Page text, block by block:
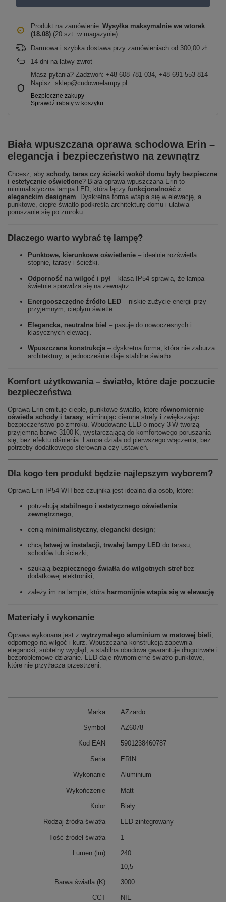
Produkt na zamówienie Wysyłka maksymalnie we wtorek
(18.08) (20 szt. w magazynie)
Darmowa i szybka dostawa przy zamówieniach od 300,00 zł
14 dni na łatwy zwrot
Masz pytania? Zadzwoń: +48 608 781 034, +48 691 553 814
Napisz: sklep@cudownelampy.pl
Biała wpuszczana oprawa schodowa Erin –
elegancja i bezpieczeństwo na zewnątrz
Chcesz, aby schody, taras czy ścieżki wokół domu były bezpieczne
i estetycznie oświetlone? Biała oprawa wpuszczana Erin to
minimalistyczna lampa LED, która łączy funkcjonalność z
eleganckim designem. Dyskretna forma wtapia się w elewację, a
punktowe, ciepłe światło podkreśla architekturę domu i ułatwia
poruszanie się po zmroku.
Dlaczego warto wybrać tę lampę?
Punktowe, kierunkowe oświetlenie – idealnie rozświetla
stopnie, tarasy i ścieżki.
Odporność na wilgoć i pył – klasa IP54 sprawia, że lampa
świetnie sprawdza się na zewnątrz.
Energooszczędne źródło LED – niskie zużycie energii przy
przyjemnym, ciepłym świetle.
Elegancka, neutralna biel – pasuje do nowoczesnych i
klasycznych elewacji.
Wpuszczana konstrukcja– dyskretna forma, która nie zaburza
architektury, a jednocześnie daje stabilne światło.
Komfort użytkowania – światło, które daje poczucie
bezpieczeństwa
Oprawa Erin emituje ciepłe, punktowe światło, które równomiernie
oświetla schody i tarasy, eliminując ciemne strefy i zwiększając
bezpieczeństwo po zmroku. Wbudowane LED o mocy 3 W tworzą
przyjemną barwę 3100 K, wystarczającą do komfortowego poruszania
się, bez efektu olśnienia. Lampa działa od pierwszego włączenia, bez
potrzeby dodatkowego sterowania czy ustawień.
Dla kogo ten produkt będzie najlepszym wyborem?
Oprawa Erin IP54 WH bez czujnika jest idealna dla osób, które:
potrzebują stabilnego i estetycznego oświetlenia
zewnętrznego;
cenią minimalistyczny, elegancki design;
chcą łatwej w instalacji, trwałej lampy LED do tarasu,
schodów lub ścieżki;
szukają bezpiecznego światła do wilgotnych strefbez
dodatkowej elektroniki;
zależy im na lampie, która harmonijnie wtapia się w elewację.
Materiały i wykonanie
Oprawa wykonana jest z wytrzymałego aluminium w matowej bieli,
odpornego na wilgoć i kurz. Wpuszczana konstrukcja zapewnia
elegancki, subtelny wygląd, a stabilna obudowa gwarantuje długotrwałe i
bezproblemowe działanie. LED daje równomierne światło punktowe,
które nie przytłacza przestrzeni.
Marka AZzardo
Symbol AZ6078
Kod EAN 5901238460787
Seria ERIN
Wykonanie Aluminium
Wykończenie Matt
Kolor Biały
Rodzaj źródła światła LED zintegrowany
Ilość źródeł światła 1
Lumen (lm)
240
10,5
Barwa światła (K) 3000
CCT NIE